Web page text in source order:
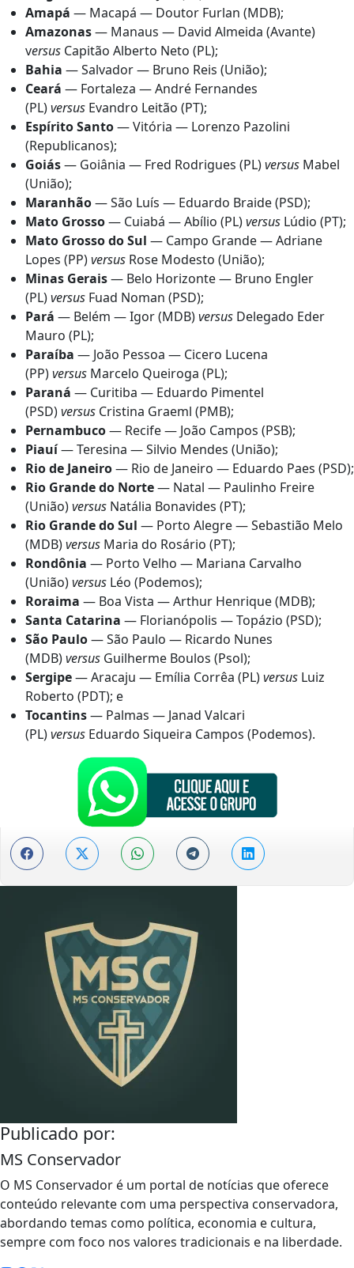
Amapá — Macapá — Doutor Furlan (MDB);
Amazonas— Manaus — David Almeida (Avante)
versus Capitão Alberto Neto (PL);
Bahia — Salvador — Bruno Reis (União);
Ceará — Fortaleza — André Fernandes
(PL)versus Evandro Leitão (PT);
Espírito Santo— Vitória — Lorenzo Pazolini
(Republicanos);
Goiás— Goiânia — Fred Rodrigues (PL)versus Mabel
(União);
Maranhão— São Luís — Eduardo Braide (PSD);
Mato Grosso— Cuiabá — Abílio (PL)versus Lúdio (PT);
Mato Grosso do Sul — Campo Grande — Adriane
Lopes (PP)versus Rose Modesto (União);
Minas Gerais— Belo Horizonte — Bruno Engler
(PL)versus Fuad Noman (PSD);
Pará — Belém — Igor (MDB)versus Delegado Eder
Mauro (PL);
Paraíba — João Pessoa — Cicero Lucena
(PP)versus Marcelo Queiroga (PL);
Paraná — Curitiba — Eduardo Pimentel
(PSD)versus Cristina Graeml (PMB);
Pernambuco— Recife — João Campos (PSB);
Piauí— Teresina — Silvio Mendes (União);
Rio de Janeiro— Rio de Janeiro — Eduardo Paes (PSD);
Rio Grande do Norte— Natal — Paulinho Freire
(União)versus Natália Bonavides (PT);
Rio Grande do Sul — Porto Alegre — Sebastião Melo
(MDB)versus Maria do Rosário (PT);
Rondônia — Porto Velho — Mariana Carvalho
(União)versus Léo (Podemos);
Roraima — Boa Vista — Arthur Henrique (MDB);
Santa Catarina — Florianópolis — Topázio (PSD);
São Paulo— São Paulo — Ricardo Nunes
(MDB)versus Guilherme Boulos (Psol);
Sergipe— Aracaju — Emília Corrêa (PL)versus Luiz
Roberto (PDT); e
Tocantins— Palmas — Janad Valcari
(PL)versus Eduardo Siqueira Campos (Podemos).
Publicado por:
MS Conservador
O MS Conservador é um portal de notícias que oferece
conteúdo relevante com uma perspectiva conservadora,
abordando temas como política, economia e cultura,
sempre com foco nos valores tradicionais e na liberdade.